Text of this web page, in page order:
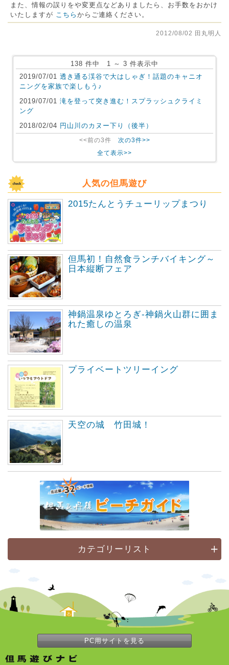
また、情報の誤りをや変更点などありましたら、お手数をおかけ
いたしますが こちら からご連絡ください。
2012/08/02 田丸明人
138 件中 1 ～ 3 件表示中
2019/07/01 透き通る渓谷で大はしゃぎ！話題のキャニオ
ニングを家族で楽しもう♪
2019/07/01 滝を登って突き進む！スプラッシュクライミ
ング
2018/02/04 円山川のカヌー下り（後半）
<<前の3件
次の3件>>
全て表示>>
人気の但馬遊び
2015たんとうチューリップまつり
但馬初！自然食ランチバイキング～
日本縦断フェア
神鍋温泉ゆとろぎ-神鍋火山群に囲ま
れた癒しの温泉
プライベートツリーイング
天空の城 竹田城！
カテゴリーリスト
PC用サイトを見る